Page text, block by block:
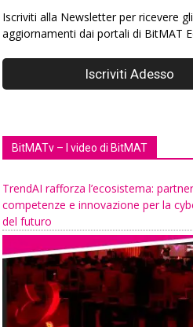
Iscriviti alla Newsletter per ricevere gli
aggiornamenti dai portali di BitMAT
BitMATv – I video di BitMAT
TrendAI rafforza l’ecosistema:
competenze e innovazione per la
del futuro